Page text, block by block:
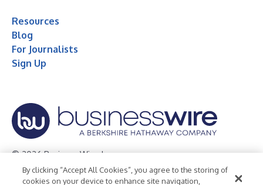
Resources
Blog
For Journalists
Sign Up
© 2026 Business Wire, Inc.
Privacy Policy Cookie Policy Accessibility Statement
By clicking “Accept All Cookies”, you agree to the storing of
cookies on your device to enhance site navigation,